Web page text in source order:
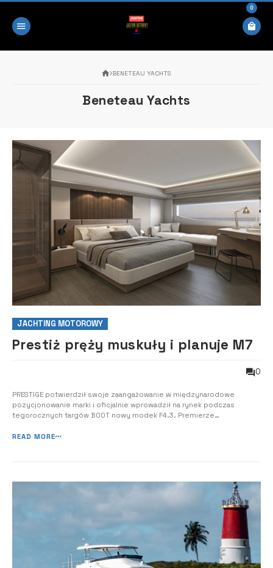
0
BENETEAU YACHTS
Beneteau Yachts
JACHTING MOTOROWY
Prestiż pręży muskuły i planuje M7
0
PRESTIGE potwierdził swoje zaangażowanie w międzynarodowe
pozycjonowanie marki i oficjalnie wprowadził na rynek podczas
tegorocznych targów BOOT nowy modek F4.3. Premierze
READ MORE